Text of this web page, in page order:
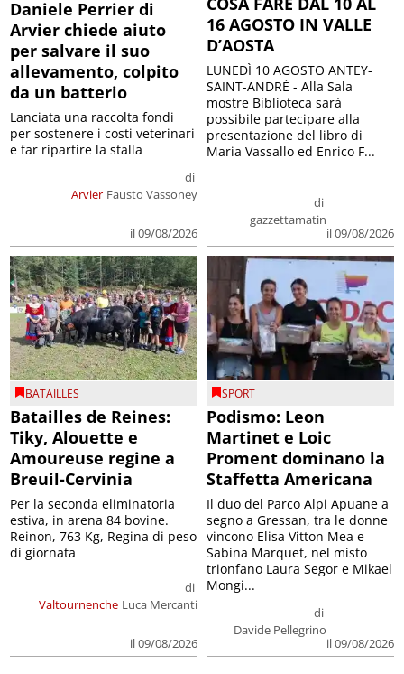
Daniele Perrier di
Arvier chiede aiuto
per salvare il suo
allevamento, colpito
da un batterio
Arvier
di
Fausto Vassoney
il 09/08/2026
Lanciata una raccolta fondi
per sostenere i costi veterinari
e far ripartire la stalla
16 AGOSTO IN VALLE
D’AOSTA
di
gazzettamatin
il 09/08/2026
LUNEDÌ 10 AGOSTO ANTEY-
SAINT-ANDRÉ - Alla Sala
mostre Biblioteca sarà
possibile partecipare alla
presentazione del libro di
Maria Vassallo ed Enrico F...
BATAILLES
Batailles de Reines:
Tiky, Alouette e
Amoureuse regine a
Breuil-Cervinia
Valtournenche
di
Luca Mercanti
il 09/08/2026
Per la seconda eliminatoria
estiva, in arena 84 bovine.
Reinon, 763 Kg, Regina di peso
di giornata
SPORT
Podismo: Leon
Martinet e Loic
Proment dominano la
Staffetta Americana
di
Davide Pellegrino
il 09/08/2026
Il duo del Parco Alpi Apuane a
segno a Gressan, tra le donne
vincono Elisa Vitton Mea e
Sabina Marquet, nel misto
trionfano Laura Segor e Mikael
Mongi...